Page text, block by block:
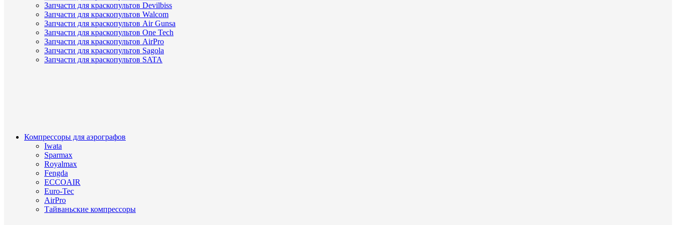
Запчасти для краскопультов Devilbiss
Запчасти для краскопультов Walcom
Запчасти для краскопультов Air Gunsa
Запчасти для краскопультов One Tech
Запчасти для краскопультов AirPro
Запчасти для краскопультов Sagola
Запчасти для краскопультов SATA
Компрессоры для аэрографов
Iwata
Sparmax
Royalmax
Fengda
ECCOAIR
Euro-Tec
AirPro
Тайваньские компрессоры